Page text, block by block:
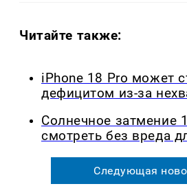
Читайте также:
iPhone 18 Pro может
дефицитом из-за
Солнечное затмение
смотреть без вреда
Следующая